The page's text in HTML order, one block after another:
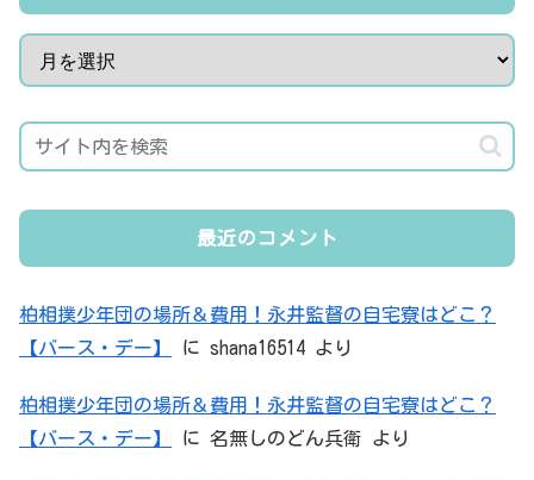
最近のコメント
柏相撲少年団の場所＆費用！永井監督の自宅寮はどこ？
【バース・デー】
に shana16514 より
柏相撲少年団の場所＆費用！永井監督の自宅寮はどこ？
【バース・デー】
に 名無しのどん兵衛 より